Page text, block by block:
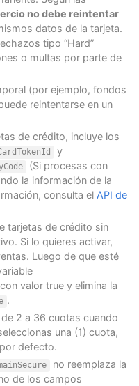
no debe reintentar
datos de la tarjeta.
tipo “Hard”
o multas por parte de
(por ejemplo, fondos
reintentarse en un
de crédito, incluye los
y
(Si procesas con
la información de la
consulta el API de
tarjetas de crédito sin
Si lo quieres activar,
Luego de que esté
con valor true y elimina la
.
2 a 36 cuotas cuando
una (1) cuota,
defecto.
no reemplaza la
de los campos